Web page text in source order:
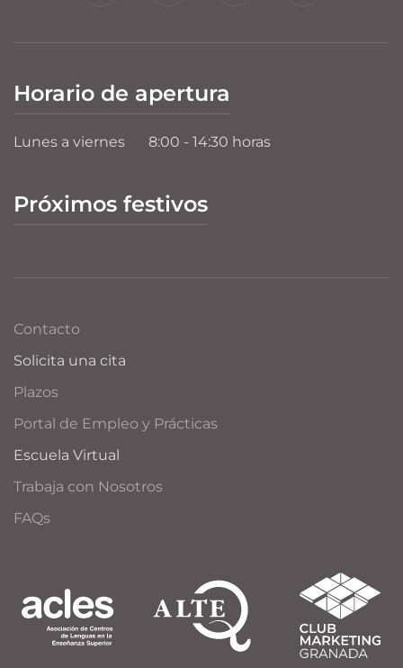
Horario de apertura
Lunes a viernes 8:00 - 14:30 horas
Próximos festivos
Contacto
Solicita una cita
Plazos
Portal de Empleo y Prácticas
Escuela Virtual
Trabaja con Nosotros
FAQs